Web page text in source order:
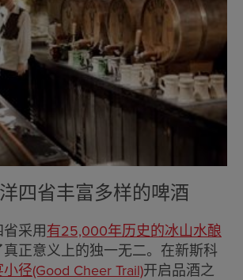
四省丰富多样的啤酒
采用有25,000年历史的冰山水酿
真正意义上的独一无二。在新斯科
径(Good Cheer Trail)开启品酒之